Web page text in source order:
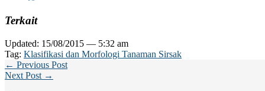
Terkait
Updated: 15/08/2015 — 5:32 am
Tag: Klasifikasi dan Morfologi Tanaman Sirsak
← Previous Post
Next Post →